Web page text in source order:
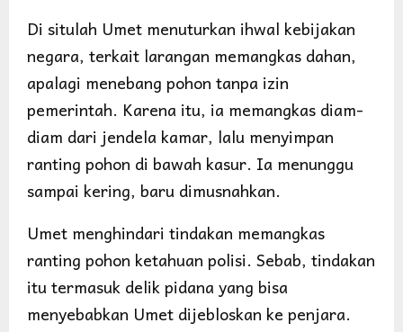
Di situlah Umet menuturkan ihwal kebijakan
negara, terkait larangan memangkas dahan,
apalagi menebang pohon tanpa izin
pemerintah. Karena itu, ia memangkas diam-
diam dari jendela kamar, lalu menyimpan
ranting pohon di bawah kasur. Ia menunggu
sampai kering, baru dimusnahkan.
Umet menghindari tindakan memangkas
ranting pohon ketahuan polisi. Sebab, tindakan
itu termasuk delik pidana yang bisa
menyebabkan Umet dijebloskan ke penjara.